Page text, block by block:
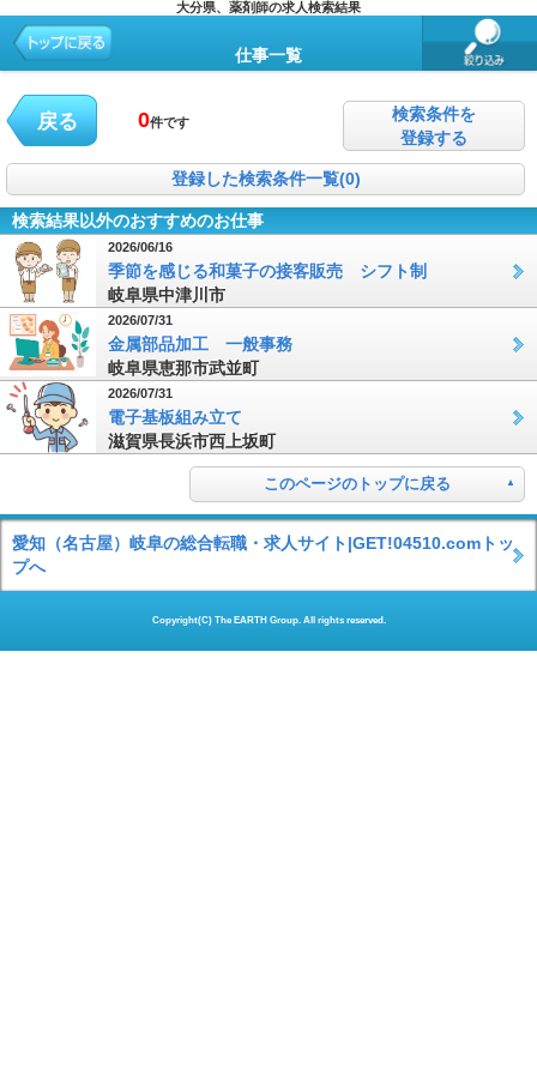
大分県、薬剤師の求人検索結果
仕事一覧
戻る 0件です
検索条件を
登録する
登録した検索条件一覧(0)
検索結果以外のおすすめのお仕事
2026/06/16
季節を感じる和菓子の接客販売 シフト制
岐阜県中津川市
2026/07/31
金属部品加工 一般事務
岐阜県恵那市武並町
2026/07/31
電子基板組み立て
滋賀県長浜市西上坂町
このページのトップに戻る
愛知（名古屋）岐阜の総合転職・求人サイト|GET!04510.comトッ
プへ
Copyright(C) The EARTH Group. All rights reserved.